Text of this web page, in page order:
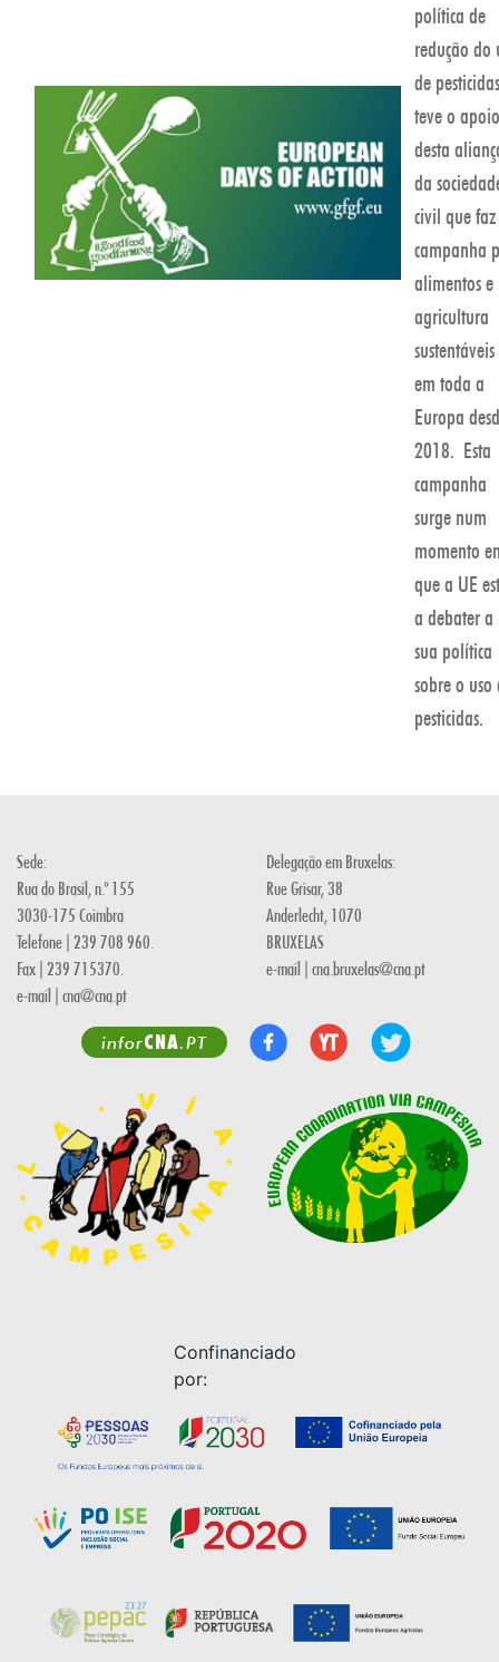
política de
redução do
de
teve o apoio
desta
da
civil que faz
campanha
alimentos e
agricultura
sustentáveis
em toda a
Europa
2018. Esta
campanha
surge num
momento
que a UE
a debater a
sua política
sobre o uso
pesticidas.
Sede:
Rua do Brasil, n.º 155
3030-175 Coimbra
Telefone | 239 708 960.
Fax | 239 715370.
e-mail | cna@cna.pt
Delegação em Bruxelas:
Rue Grisar, 38
Anderlecht, 1070
BRUXELAS
e-mail | cna.bruxelas@cna.pt
inforCNA.PT
Confinanciado
por: